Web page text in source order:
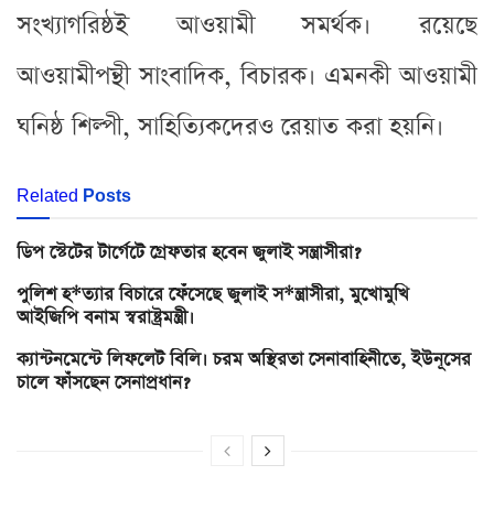
সংখ্যাগরিষ্ঠই আওয়ামী সমর্থক। রয়েছে
আওয়ামীপন্থী সাংবাদিক, বিচারক। এমনকী আওয়ামী
ঘনিষ্ঠ শিল্পী, সাহিত্যিকদেরও রেয়াত করা হয়নি।
Related Posts
ডিপ স্টেটের টার্গেটে গ্রেফতার হবেন জুলাই সন্ত্রাসীরা?
পুলিশ হ*ত্যার বিচারে ফেঁসেছে জুলাই স*ন্ত্রাসীরা, মুখোমুখি
আইজিপি বনাম স্বরাষ্ট্রমন্ত্রী।
ক্যান্টনমেন্টে লিফলেট বিলি। চরম অস্থিরতা সেনাবাহিনীতে, ইউনূসের
চালে ফাঁসছেন সেনাপ্রধান?